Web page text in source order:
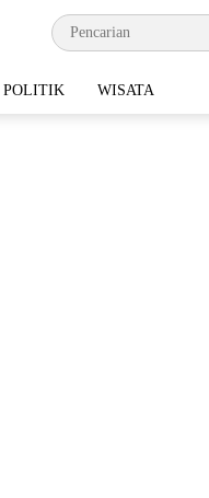
POLITIK WISATA